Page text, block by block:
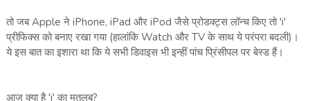
तो जब Apple ने iPhone, iPad और iPod जैसे प्रोडक्ट्स लॉन्च किए तो 'i'
प्रीफिक्स को बनाए रखा गया (हालांकि Watch और TV के साथ ये परंपरा बदली)।
ये इस बात का इशारा था कि ये सभी डिवाइस भी इन्हीं पांच प्रिंसीपल पर बेस्ड हैं।
आज क्या है 'i' का मतलब?